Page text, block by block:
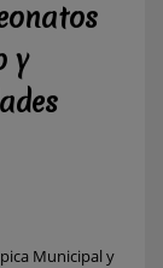
y
Municipal y